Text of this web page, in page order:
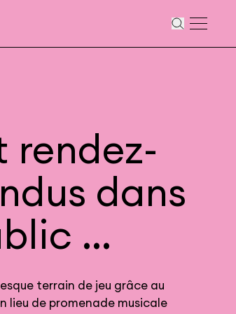
rendez-
dans
...
terrain de jeu grâce au
lieu de promenade musicale